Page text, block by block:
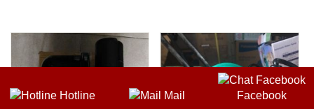
Hotline Mail Facebook